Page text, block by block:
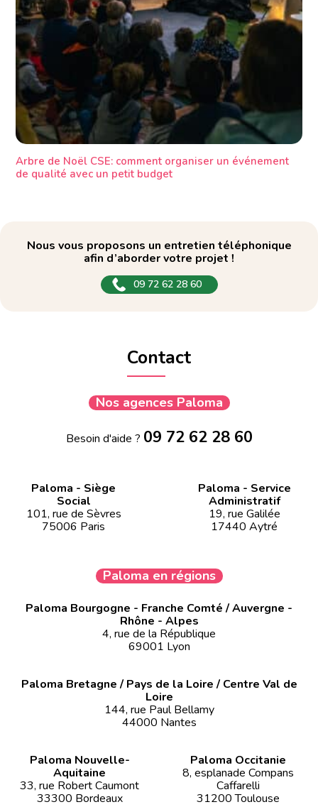
Arbre de Noël CSE: comment organiser un événement
de qualité avec un petit budget
Nous vous proposons un entretien téléphonique
afin d’aborder votre projet !
09 72 62 28 60
Contact
Nos agences Paloma
Besoin d'aide ? 09 72 62 28 60
Paloma - Siège
Social
101, rue de Sèvres
75006 Paris
Paloma - Service
Administratif
19, rue Galilée
17440 Aytré
Paloma en régions
Paloma Bourgogne - Franche Comté / Auvergne -
Rhône - Alpes
4, rue de la République
69001 Lyon
Paloma Bretagne / Pays de la Loire / Centre Val de
Loire
144, rue Paul Bellamy
44000 Nantes
Paloma Nouvelle-
Aquitaine
33, rue Robert Caumont
33300 Bordeaux
Paloma Occitanie
8, esplanade Compans
Caffarelli
31200 Toulouse